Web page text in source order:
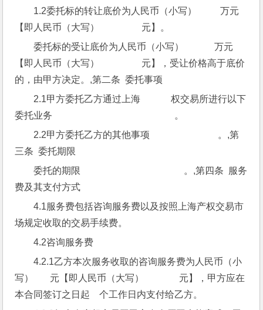
1.2委托标的转让底价为人民币（小写）          万元
【即人民币（大写）                  元】。
委托标的受让底价为人民币（小写）             万元
【即人民币（大写）                  元】，受让价格高于底价
的，由甲方决定。,第二条  委托事项
2.1甲方委托乙方通过上海             权交易所进行以下
委托业务                                                    。
2.2甲方委托乙方的其他事项                             。,第
三条  委托期限
委托的期限                                            。,第四条  服务
费及其支付方式
4.1服务费包括咨询服务费以及按照上海产权交易市
场规定收取的交易手续费。
4.2咨询服务费
4.2.1乙方本次服务收取的咨询服务费为人民币（小
写）       元【即人民币（大写）               元】，甲方应在
本合同签订之日起    个工作日内支付给乙方。